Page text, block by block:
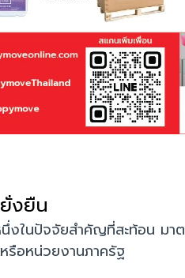
งยืน
งในปัจจัยสำคัญที่สะท้อน ม
รือหน่วยงานภาครัฐ